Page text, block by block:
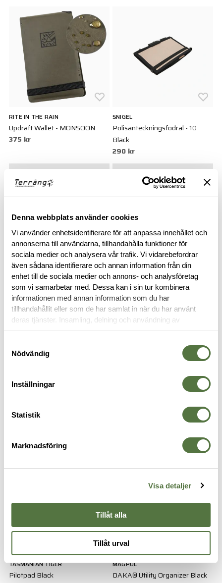
Denna webbplats använder cookies
Vi använder enhetsidentifierare för att anpassa innehållet och
annonserna till användarna, tillhandahålla funktioner för
sociala medier och analysera vår trafik. Vi vidarebefordrar
även sådana identifierare och annan information från din
enhet till de sociala medier och annons- och analysföretag
som vi samarbetar med. Dessa kan i sin tur kombinera
informationen med annan information som du har
tillhandahållit eller som de har samlat in när du har använt
deras tjänster. Insamling, delning och användning av
personuppgifter kan användas för personalisering av
Nödvändig
Inställningar
Statistik
Marknadsföring
Visa detaljer
Tillåt alla
Tillåt urval
RITE IN THE RAIN
Updraft Wallet - MONSOON
375 kr
SNIGEL
Polisanteckningsfodral - 10
Black
290 kr
SNUGPAK
Grab A4 WGTE Black
345 kr
SNUGPAK
Grab A4 WGTE Olive
345 kr
TASMANIAN TIGER
235 kr
TASMANIAN TIGER
Pilotpad Black
MAGPUL
DAKA® Utility Organizer Black